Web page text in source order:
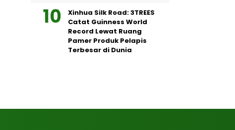
Xinhua Silk Road: 3TREES
Catat Guinness World
Record Lewat Ruang
Pamer Produk Pelapis
Terbesar di Dunia